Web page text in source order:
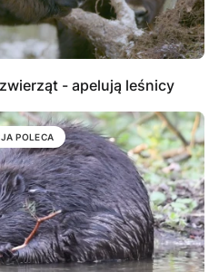
- apelują leśnicy
POLECA